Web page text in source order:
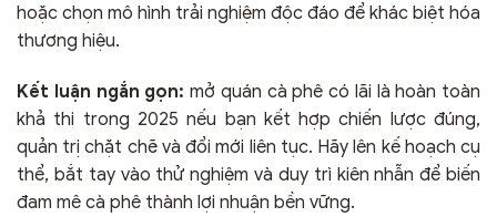
hoặc chọn mô hình trải nghiệm độc đáo để khác biệt hóa
thương hiệu.
Kết luận ngắn gọn: mở quán cà phê có lãi là hoàn toàn
khả thi trong 2025 nếu bạn kết hợp chiến lược đúng,
quản trị chặt chẽ và đổi mới liên tục. Hãy lên kế hoạch cụ
thể, bắt tay vào thử nghiệm và duy trì kiên nhẫn để biến
đam mê cà phê thành lợi nhuận bền vững.